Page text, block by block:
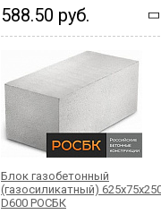
588.50 руб.
Блок газобетонный
(газосиликатный)
D600 РОСБК